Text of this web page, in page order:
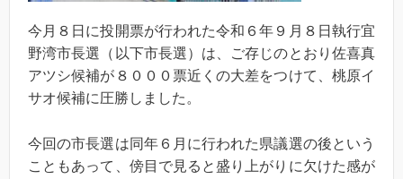
今月８日に投開票が行われた令和６年９月８日執行宜
野湾市長選（以下市長選）は、ご存じのとおり佐喜真
アツシ候補が８０００票近くの大差をつけて、桃原イ
サオ候補に圧勝しました。
今回の市長選は同年６月に行われた県議選の後という
こともあって、傍目で見ると盛り上がりに欠けた感が